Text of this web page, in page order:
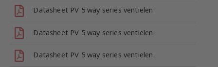
Datasheet PV 5 way series ventielen
Datasheet PV 5 way series ventielen
Datasheet PV 5 way series ventielen